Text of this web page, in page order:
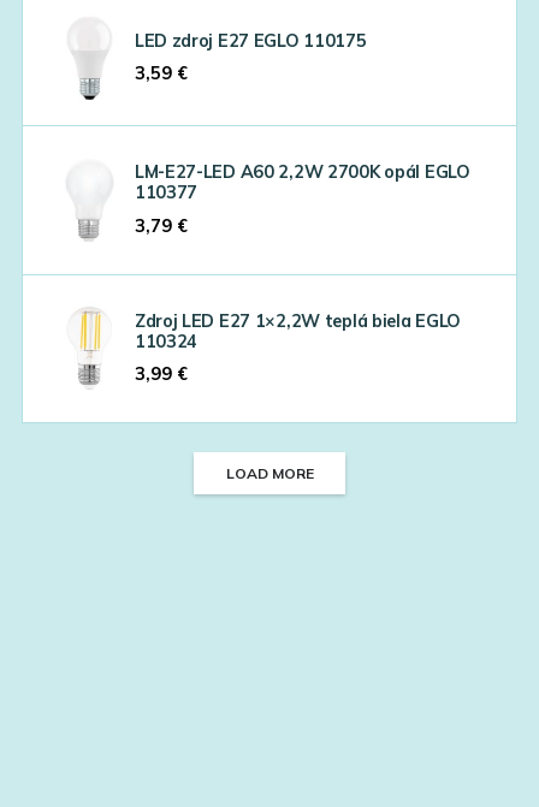
LED zdroj E27 EGLO 110175
3,59 €
LM-E27-LED A60 2,2W 2700K opál EGLO
110377
3,79 €
Zdroj LED E27 1×2,2W teplá biela EGLO
110324
3,99 €
LOAD MORE